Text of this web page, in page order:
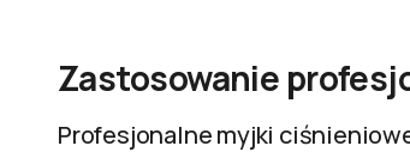
Zastosowanie
Profesjonalne myjki